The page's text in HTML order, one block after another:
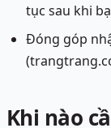
tục sau khi
Đóng góp
Khi nào